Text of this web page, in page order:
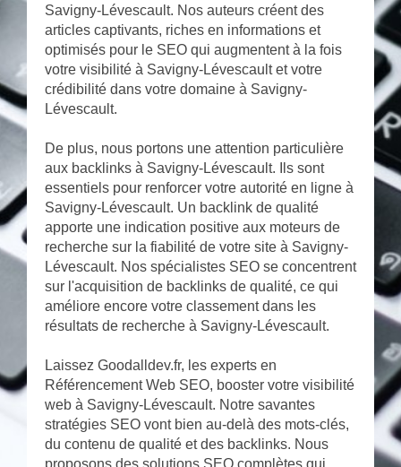
Savigny-Lévescault. Nos auteurs créent des
articles captivants, riches en informations et
optimisés pour le SEO qui augmentent à la fois
votre visibilité à Savigny-Lévescault et votre
crédibilité dans votre domaine à Savigny-
Lévescault.
De plus, nous portons une attention particulière
aux backlinks à Savigny-Lévescault. Ils sont
essentiels pour renforcer votre autorité en ligne à
Savigny-Lévescault. Un backlink de qualité
apporte une indication positive aux moteurs de
recherche sur la fiabilité de votre site à Savigny-
Lévescault. Nos spécialistes SEO se concentrent
sur l'acquisition de backlinks de qualité, ce qui
améliore encore votre classement dans les
résultats de recherche à Savigny-Lévescault.
Laissez Goodalldev.fr, les experts en
Référencement Web SEO, booster votre visibilité
web à Savigny-Lévescault. Notre savantes
stratégies SEO vont bien au-delà des mots-clés,
du contenu de qualité et des backlinks. Nous